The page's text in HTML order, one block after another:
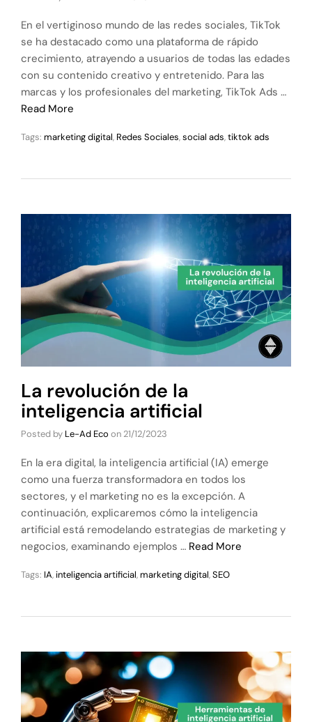
En el vertiginoso mundo de las redes sociales, TikTok
se ha destacado como una plataforma de rápido
crecimiento, atrayendo a usuarios de todas las edades
con su contenido creativo y entretenido. Para las
marcas y los profesionales del marketing, TikTok Ads …
Read More
Tags: marketing digital, Redes Sociales,social ads,tiktok ads
La revolución de la
inteligencia artificial
Posted by Le-Ad Eco on 21/12/2023
En la era digital, la inteligencia artificial (IA) emerge
como una fuerza transformadora en todos los
sectores, y el marketing no es la excepción. A
continuación, explicaremos cómo la inteligencia
artificial está remodelando estrategias de marketing y
negocios, examinando ejemplos … Read More
Tags: IA, inteligencia artificial,marketing digital,SEO